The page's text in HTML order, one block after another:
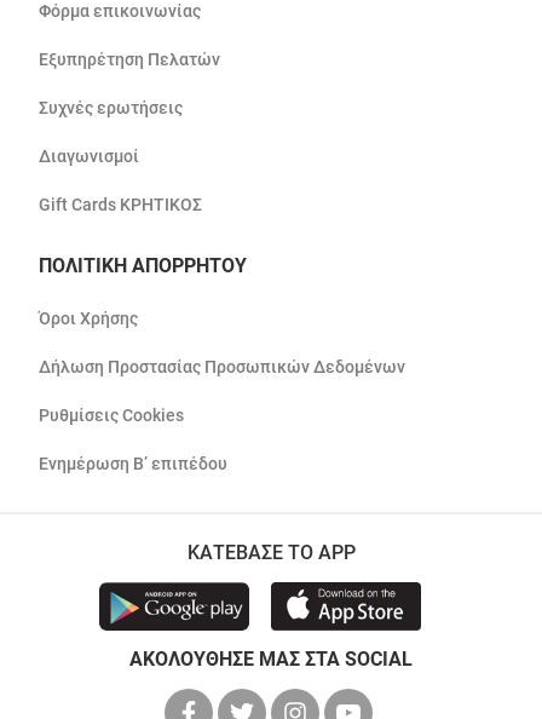
Φόρμα επικοινωνίας
Εξυπηρέτηση Πελατών
Συχνές ερωτήσεις
Διαγωνισμοί
Gift Cards ΚΡΗΤΙΚΟΣ
ΠΟΛΙΤΙΚΗ ΑΠΟΡΡΗΤΟΥ
Όροι Χρήσης
Δήλωση Προστασίας Προσωπικών Δεδομένων
Ρυθμίσεις Cookies
Ενημέρωση Β’ επιπέδου
ΚΑΤΕΒΑΣΕ ΤΟ APP
ΑΚΟΛΟΥΘΗΣΕ ΜΑΣ ΣΤΑ SOCIAL